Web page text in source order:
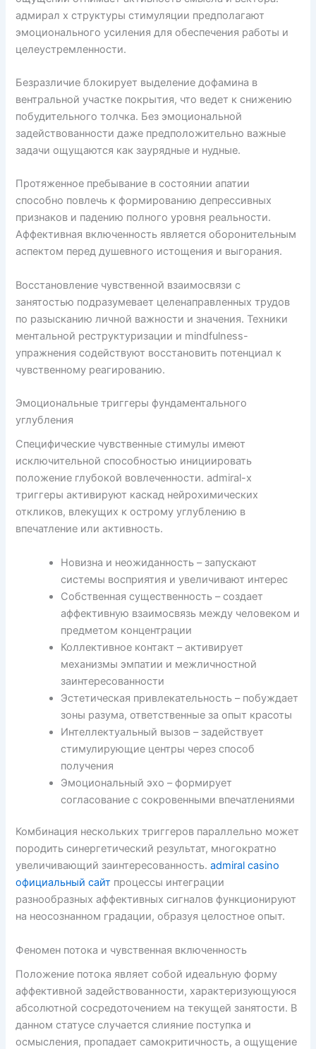
адмирал х структуры стимуляции предполагают
эмоционального усиления для обеспечения работы и
целеустремленности.
Безразличие блокирует выделение дофамина в
вентральной участке покрытия, что ведет к снижению
побудительного толчка. Без эмоциональной
задействованности даже предположительно важные
задачи ощущаются как заурядные и нудные.
Протяженное пребывание в состоянии апатии
способно повлечь к формированию депрессивных
признаков и падению полного уровня реальности.
Аффективная включенность является оборонительным
аспектом перед душевного истощения и выгорания.
Восстановление чувственной взаимосвязи с
занятостью подразумевает целенаправленных трудов
по разысканию личной важности и значения. Техники
ментальной реструктуризации и mindfulness-
упражнения содействуют восстановить потенциал к
чувственному реагированию.
Эмоциональные триггеры фундаментального
углубления
Специфические чувственные стимулы имеют
исключительной способностью инициировать
положение глубокой вовлеченности. admiral-x
триггеры активируют каскад нейрохимических
откликов, влекущих к острому углублению в
впечатление или активность.
Новизна и неожиданность – запускают
системы восприятия и увеличивают интерес
Собственная существенность – создает
аффективную взаимосвязь между человеком и
предметом концентрации
Коллективное контакт – активирует
механизмы эмпатии и межличностной
заинтересованности
Эстетическая привлекательность – побуждает
зоны разума, ответственные за опыт красоты
Интеллектуальный вызов – задействует
стимулирующие центры через способ
получения
Эмоциональный эхо – формирует
согласование с сокровенными впечатлениями
Комбинация нескольких триггеров параллельно может
породить синергетический результат, многократно
увеличивающий заинтересованность.admiral casino
официальный сайт процессы интеграции
разнообразных аффективных сигналов функционируют
на неосознанном градации, образуя целостное опыт.
Феномен потока и чувственная включенность
Положение потока являет собой идеальную форму
аффективной задействованности, характеризующуюся
абсолютной сосредоточением на текущей занятости. В
данном статусе случается слияние поступка и
осмысления, пропадает самокритичность, а ощущение